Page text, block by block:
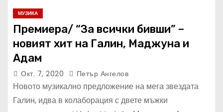
МУЗИКА
Премиера/ “За всички бивши” –
новият хит на Галин, Маджуна и
Адам
Окт. 7, 2020 Петър Ангелов
Новото музикално предложение на мега звездата
Галин, идва в колаборация с двете мъжки